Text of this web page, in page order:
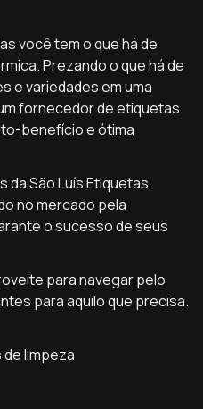
você tem o que há de
Prezando o que há de
e variedades em uma
fornecedor de etiquetas
benefício e ótima
da São Luís Etiquetas,
no mercado pela
o sucesso de seus
para navegar pelo
para aquilo que precisa.
de limpeza